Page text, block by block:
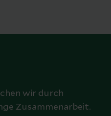
wir durch
Zusammenarbeit.